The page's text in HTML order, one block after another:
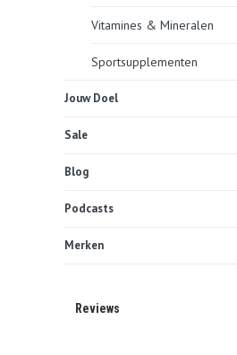
Vitamines & Mineralen
Sportsupplementen
Jouw Doel
Sale
Blog
Podcasts
Merken
Reviews